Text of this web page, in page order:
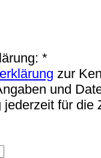
*
zur
und
für die